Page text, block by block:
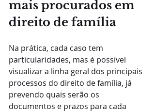
mais procurados em
direito de família
Na prática, cada caso tem
particularidades, mas é possível
visualizar a linha geral dos principais
processos do direito de família, já
prevendo quais serão os
documentos e prazos para cada